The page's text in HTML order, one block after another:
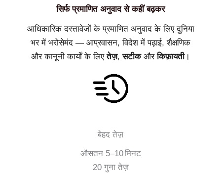
सिर्फ प्रमाणित अनुवाद से कहीं बढ़कर
आधिकारिक दस्तावेजों के प्रमाणित अनुवाद के लिए दुनिया
भर में भरोसेमंद — आप्रवासन, विदेश में पढ़ाई, शैक्षणिक
और कानूनी कार्यों के लिएतेज़,सटीकऔरकिफ़ायती।
बेहद तेज़
औसतन 5–10 मिनट
20 गुना तेज़